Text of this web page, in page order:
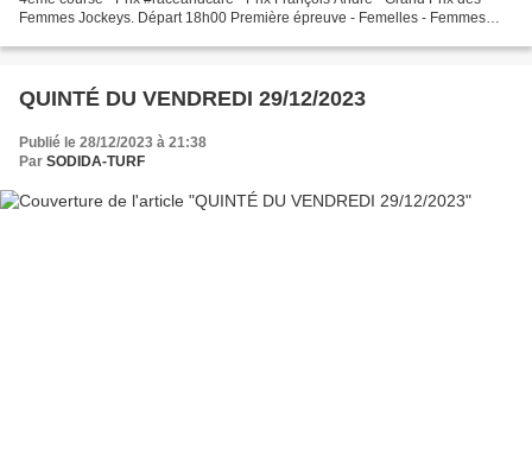
Femmes Jockeys. Départ 18h00 Première épreuve - Femelles - Femmes
QUINTÉ DU VENDREDI 29/12/2023
Publié le 28/12/2023 à 21:38
Par SODIDA-TURF